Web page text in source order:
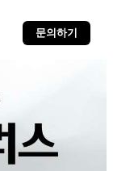
문의하기